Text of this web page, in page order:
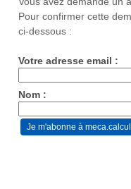
Pour confirmer cette
ci-dessous :
Votre adresse email :
Nom :